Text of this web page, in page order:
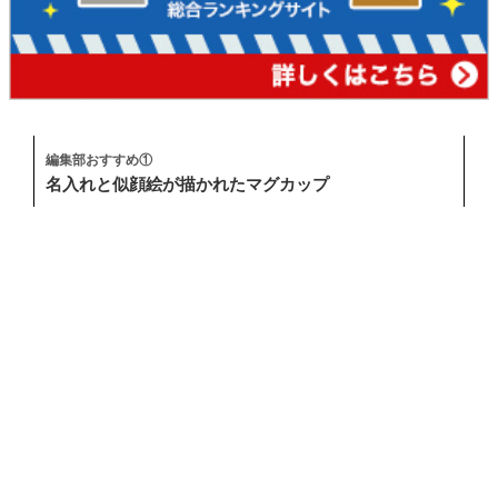
編集部おすすめ①
名入れと似顔絵が描かれたマグカップ